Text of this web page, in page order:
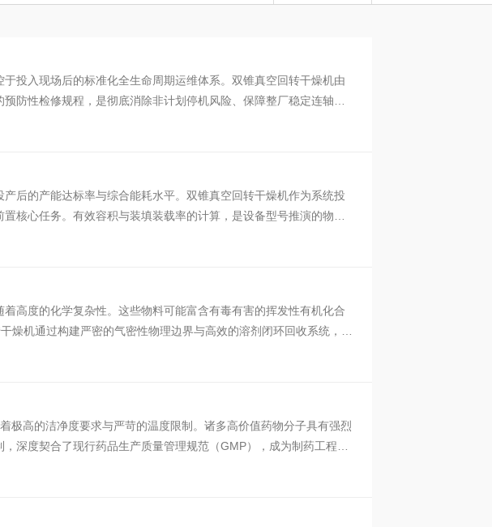
投入现场后的标准化全生命周期运维体系。双锥真空回转干燥机由
防性检修规程，是彻底消除非计划停机风险、保障整厂稳定连轴运
后的产能达标率与综合能耗水平。双锥真空回转干燥机作为系统投
核心任务。有效容积与装填装载率的计算，是设备型号推演的物理
高度的化学复杂性。这些物料可能富含有毒有害的挥发性有机化合
燥机通过构建严密的气密性物理边界与高效的溶剂闭环回收系统，为
极高的洁净度要求与严苛的温度限制。诸多高价值药物分子具有强烈
深度契合了现行药品生产质量管理规范（GMP），成为制药工程中